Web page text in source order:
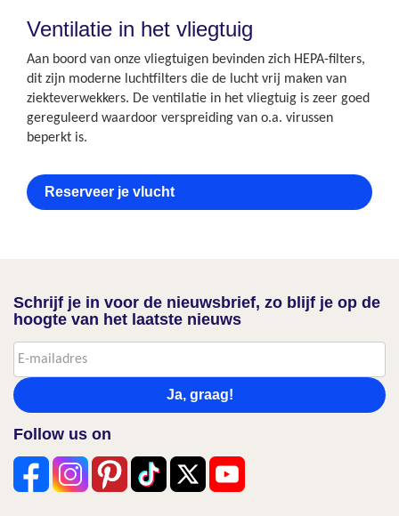
Ventilatie in het vliegtuig
Aan boord van onze vliegtuigen bevinden zich HEPA-filters,
dit zijn moderne luchtfilters die de lucht vrij maken van
ziekteverwekkers. De ventilatie in het vliegtuig is zeer goed
gereguleerd waardoor verspreiding van o.a. virussen
beperkt is.
Reserveer je vlucht
Schrijf je in voor de nieuwsbrief, zo blijf je op de
hoogte van het laatste nieuws
Ja, graag!
Follow us on